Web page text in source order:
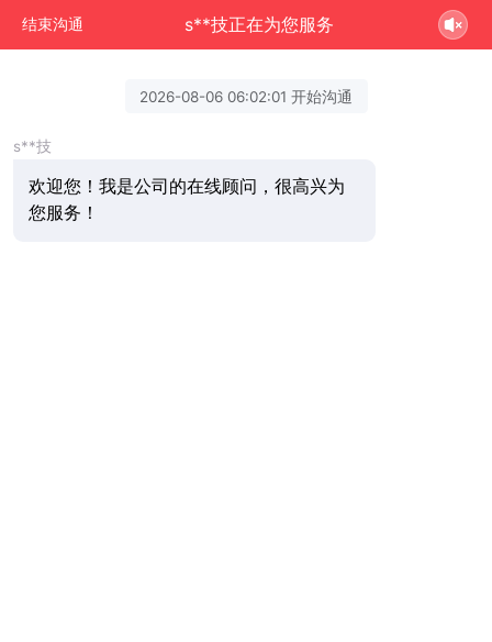
结束沟通 s**技正在为您服务
2026-08-06 06:02:01 开始沟通
s**技
欢迎您！我是公司的在线顾问，很高兴为
您服务！